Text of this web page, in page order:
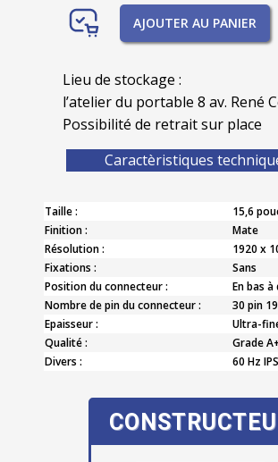
AJOUTER AU PANIER
Lieu de stockage :
l’atelier du portable 8 av. René
Possibilité de retrait sur place
Caractèristiques
Taille :
15,6
Finition :
Mate
Résolution :
1920 x
Fixations :
Sans
Position du connecteur :
En bas
Nombre de pin du connecteur :
30 pin
Epaisseur :
Ultra-
Qualité :
Grade
Divers :
60 Hz IPS